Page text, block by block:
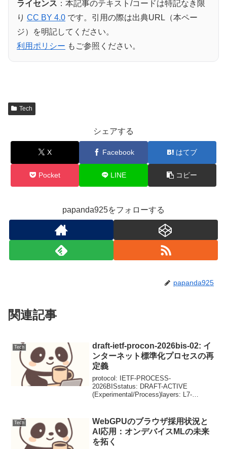
ライセンス ：本記事のテキスト/コードは特記なき限
り CC BY 4.0 です。引用の際は出典URL（本ペー
ジ）を明記してください。
利用ポリシー もご参照ください。
Tech
シェアする
X Facebook はてブ
Pocket LINE コピー
papanda925をフォローする
papanda925
関連記事
Tech
draft-ietf-procon-2026bis-02: イ
ンターネット標準化プロセスの再
定義
protocol: IETF-PROCESS-
2026BISstatus: DRAFT-ACTIVE
(Experimental/Process)layers: L7-
Tech
WebGPUのブラウザ採用状況と
AI応用：オンデバイスMLの未来
を拓く